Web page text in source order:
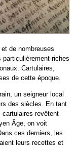
de nombreuses
riches
Cartulaires,
de cette époque.
un seigneur local
des siècles. En tant
revêtent
Âge, on voit
ces derniers, les
leurs recettes et